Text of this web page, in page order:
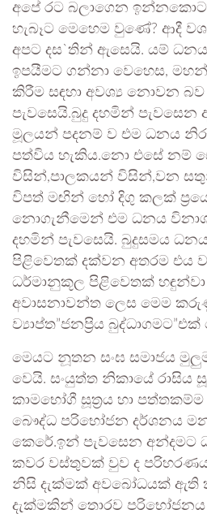
අපේ රට බලාගෙන
හැබෑට මෙහෙම වුණේ? ආදී
අපට දස`තින් ඇසෙයි. යම්
ඉපයීමට ගන්නා වෙහෙස,
කිරීම සඳහා අවශ්‍ය නොවන බව
පැවසෙයි.බුදු දහමින්
මූලයන් පදනම් ව එම ධනය
පත්විය හැකිය.නො එසේ නම්
විසින්,පාලකයන් විසින්,වන
විපත් මඟින් හෝ දිගු කලක්
නොගැනීමෙන් එම ධනය විනාශ
දහමින් පැවසෙයි. බුදුසමය
පිළිවෙතක් දක්වන අතරම එය
ධර්මානුකූල පිළිවෙතක් හඳුන්වා
අවාසනාවන්ත ලෙස මෙම
ව්‍යාප්ත”ජනප්‍රිය
මෙයට නූතන සංඝ සමාජය
වෙයි. සංයුත්ත නිකායේ රාසිය
කාමභෝගී සූත්‍රය හා
බෞද්ධ පරිභෝජන දර්ශනය
කෙරේ.ඉන් පැවසෙන
කවර වස්තුවක් වුව ද
නිසි දැක්මක් අවබෝධයක් ඇති
දැක්මකින් තොරව